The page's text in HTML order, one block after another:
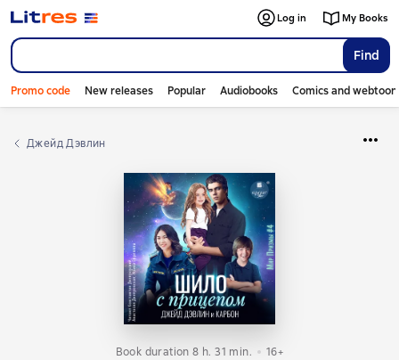
Find
Log in My Books
Promo code New releases Popular Audiobooks Comics and
Джейд Дэвлин
Book duration 8 h. 31 min. 16+